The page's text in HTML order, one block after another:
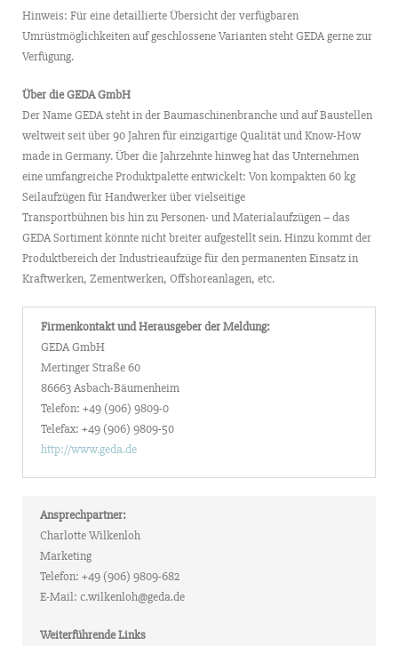
Hinweis: Für eine detaillierte Übersicht der verfügbaren
Umrüstmöglichkeiten auf geschlossene Varianten steht GEDA gerne zur
Verfügung.
Über die GEDA GmbH
Der Name GEDA steht in der Baumaschinenbranche und auf Baustellen
weltweit seit über 90 Jahren für einzigartige Qualität und Know-How
made in Germany. Über die Jahrzehnte hinweg hat das Unternehmen
eine umfangreiche Produktpalette entwickelt: Von kompakten 60 kg
Seilaufzügen für Handwerker über vielseitige
Transportbühnen bis hin zu Personen- und Materialaufzügen – das
GEDA Sortiment könnte nicht breiter aufgestellt sein. Hinzu kommt der
Produktbereich der Industrieaufzüge für den permanenten Einsatz in
Kraftwerken, Zementwerken, Offshoreanlagen, etc.
Firmenkontakt und Herausgeber der Meldung:
GEDA GmbH
Mertinger Straße 60
86663 Asbach-Bäumenheim
Telefon: +49 (906) 9809-0
Telefax: +49 (906) 9809-50
http://www.geda.de
Ansprechpartner:
Charlotte Wilkenloh
Marketing
Telefon: +49 (906) 9809-682
E-Mail: c.wilkenloh@geda.de
Weiterführende Links